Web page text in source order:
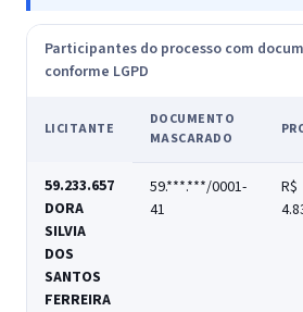
Participantes do processo com
conforme LGPD
LICITANTE
DOCUMENTO
MASCARADO
59.233.657
DORA
SILVIA
DOS
SANTOS
FERREIRA
59.***.***/0001-
41
R$